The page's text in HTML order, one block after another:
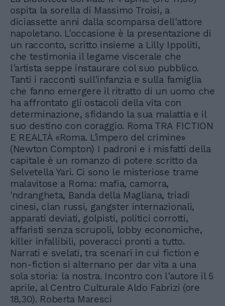
ospita la sorella di Massimo Troisi, a
diciassette anni dalla scomparsa dell'attore
napoletano. L'occasione è la presentazione di
un racconto, scritto insieme a Lilly Ippoliti,
che testimonia il legame viscerale che
l'artista seppe instaurare col suo pubblico.
Tanti i racconti sull'infanzia e sulla famiglia
che fanno emergere il ritratto di un uomo che
ha affrontato gli ostacoli della vita con
determinazione, sfidando la sua malattia e il
suo destino con coraggio. Roma TRA FICTION
E REALTÀ «Roma. L'impero del crimine»
(Newton Compton) I padroni e i misfatti della
capitale è un romanzo di potere scritto da
Selvetella Yari. Ci sono le misteriose trame
malavitose a Roma: mafia, camorra,
'ndrangheta, Banda della Magliana, triadi
cinesi, clan russi, gangster internazionali,
apparati deviati, golpisti, politici corrotti,
affaristi senza scrupoli, lobby economiche,
killer infallibili, poveracci pronti a tutto.
Narrati e svelati, tra scenari in cui fiction e
non-fiction si alternano per dar vita a una
sola storia: la nostra. Incontro con l'autore il 5
aprile, al Centro Culturale Aldo Fabrizi (ore
18,30). Roberta Maresci